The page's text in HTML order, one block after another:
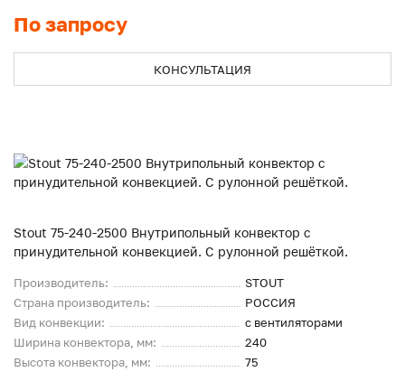
По запросу
КОНСУЛЬТАЦИЯ
Stout 75-240-2500 Внутрипольный конвектор с
принудительной конвекцией. С рулонной решёткой.
Производитель:
STOUT
Страна производитель:
РОССИЯ
Вид конвекции:
с вентиляторами
Ширина конвектора, мм:
240
Высота конвектора, мм:
75